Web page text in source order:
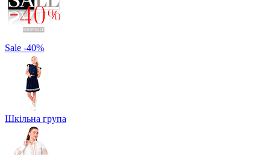
Sale -40%
Шкільна група